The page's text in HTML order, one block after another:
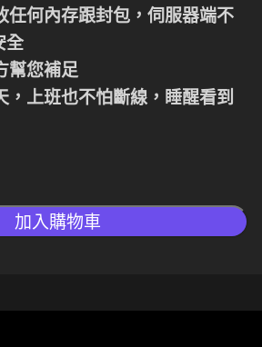
何內存跟封包，伺服器端不
全
幫您補足
上班也不怕斷線，睡醒看到
加入購物車